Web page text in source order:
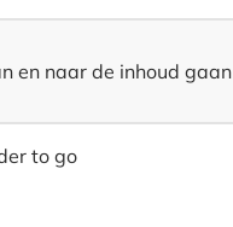
en naar de inhoud gaan
to go